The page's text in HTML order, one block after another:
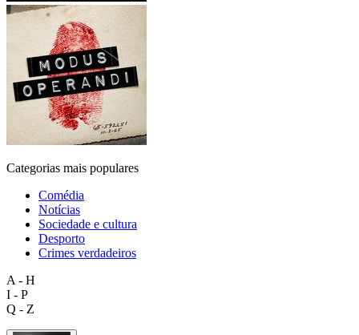
Categorias mais populares
Comédia
Notícias
Sociedade e cultura
Desporto
Crimes verdadeiros
A - H
I - P
Q - Z